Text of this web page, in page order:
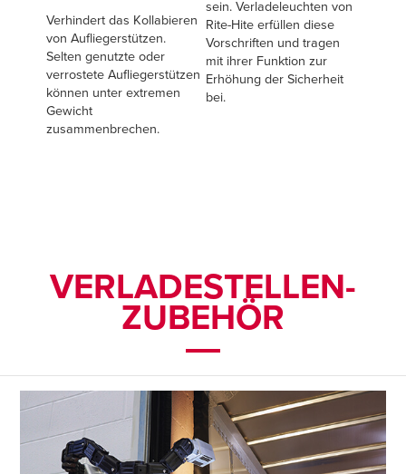
Verhindert das Kollabieren
von Aufliegerstützen.
Selten genutzte oder
verrostete Aufliegerstützen
können unter extremen
Gewicht
zusammenbrechen.
sein. Verladeleuchten von
Rite-Hite erfüllen diese
Vorschriften und tragen
mit ihrer Funktion zur
Erhöhung der Sicherheit
bei.
VERLADESTELLEN-
ZUBEHÖR